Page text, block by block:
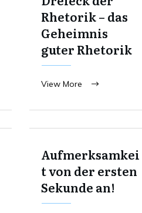
Rhetorik – das
Geheimnis
guter Rhetorik
View More
Aufmerksamkei
t von der ersten
Sekunde an!